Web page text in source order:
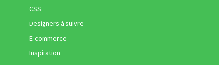
CSS
Designers à suivre
E-commerce
Inspiration